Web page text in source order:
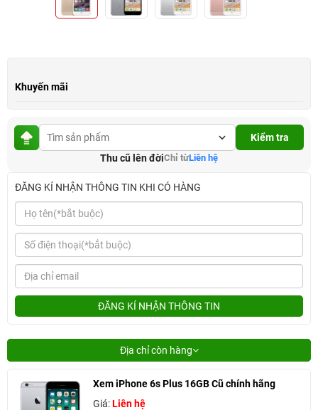
Khuyến mãi
Kiểm tra
Thu cũ lên đờiChỉ từLiên hệ
ĐĂNG KÍ NHẬN THÔNG TIN KHI CÓ HÀNG
ĐĂNG KÍ NHẬN THÔNG TIN
Địa chỉ còn hàng
Xem iPhone 6s Plus 16GB Cũ chính hãng
Giá:Liên hệ